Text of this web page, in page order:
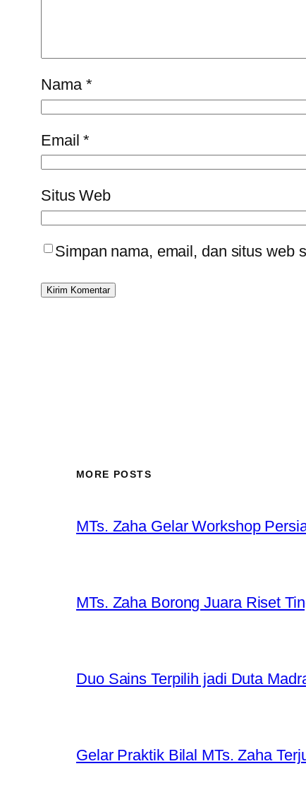
Nama *
Email*
Situs Web
Simpan nama, email, dan situs web
MORE POSTS
MTs. Zaha Gelar Workshop
MTs. Zaha Borong Juara Riset
Duo Sains Terpilih jadi Duta
Gelar Praktik Bilal MTs. Zaha